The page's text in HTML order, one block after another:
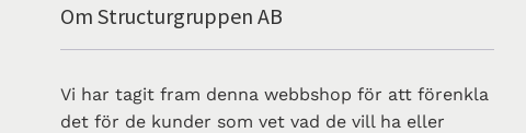
Om Structurgruppen AB
Vi har tagit fram denna webbshop för att förenkla
det för de kunder som vet vad de vill ha eller